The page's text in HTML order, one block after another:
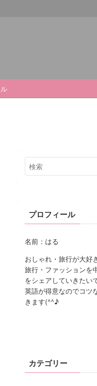
プロフィール
名前：はる
おしゃれ・旅行が大好
旅行・ファッションを
をシェアしていきた
英語が得意なのでコツ
きます(^^♪
カテゴリー